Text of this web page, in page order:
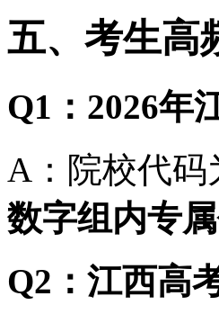
五、考生高
Q1：2026年
A：院校代码
数字组内专
Q2：江西高